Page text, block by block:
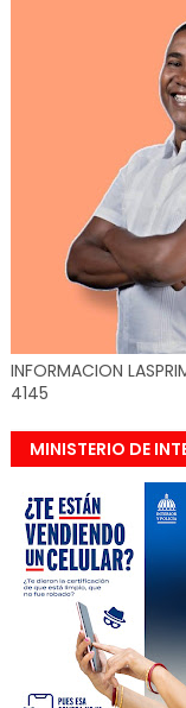
INFORMACION
4145
MINISTERIO DE